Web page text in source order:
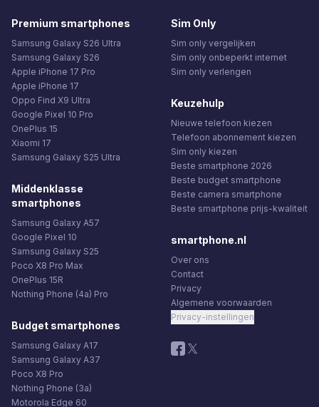
Premium smartphones
Samsung Galaxy S26 Ultra
Samsung Galaxy S26
Apple iPhone 17 Pro
Apple iPhone 17
Oppo Find X9 Ultra
Google Pixel 10 Pro
OnePlus 15
Xiaomi 17
Samsung Galaxy S25 Ultra
Middenklasse
smartphones
Samsung Galaxy A57
Google Pixel 10
Samsung Galaxy S25
Poco X8 Pro Max
OnePlus 15R
Nothing Phone (4a) Pro
Budget smartphones
Samsung Galaxy A17
Samsung Galaxy A37
Poco X8 Pro
Nothing Phone (3a)
Motorola Edge 60
Sim Only
Sim only vergelijken
Sim only onbeperkt internet
Sim only verlengen
Keuzehulp
Nieuwe telefoon kiezen
Telefoon abonnement kiezen
Sim only kiezen
Beste smartphone 2026
Beste budget smartphone
Beste camera smartphone
Beste smartphone prijs-kwaliteit
smartphone.nl
Over ons
Contact
Privacy
Algemene voorwaarden
Privacy-instellingen